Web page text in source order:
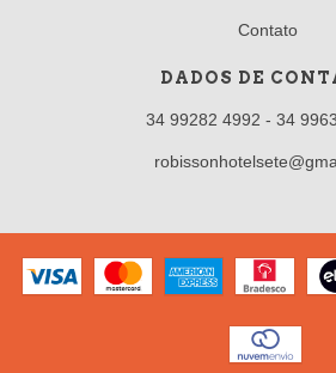
Contato
DADOS DE
34 99282 4992 - 34